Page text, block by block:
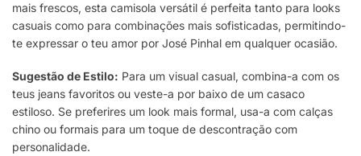
mais frescos, esta camisola versátil é perfeita tanto para looks
casuais como para combinações mais sofisticadas, permitindo-
te expressar o teu amor por José Pinhal em qualquer ocasião.
Sugestão de Estilo: Para um visual casual, combina-a com os
teus jeans favoritos ou veste-a por baixo de um casaco
estiloso. Se preferires um look mais formal, usa-a com calças
chino ou formais para um toque de descontração com
personalidade.